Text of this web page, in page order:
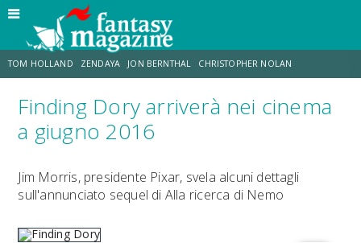
TOM HOLLAND ZENDAYA JON BERNTHAL CHRISTOPHER NOLAN
STRANIMONDI LUCCA COMICS & GAMES ODISSEA CHRIS MCKENNA
Finding Dory arriverà nei cinema
a giugno 2016
Jim Morris, presidente Pixar, svela alcuni dettagli
sull'annunciato sequel di Alla ricerca di Nemo